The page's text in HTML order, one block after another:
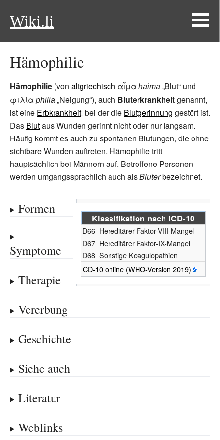
Wiki.li
Hämophilie
Hämophilie (von altgriechisch αἷμα haima „Blut“ und
φιλία philia „Neigung“), auch Bluterkrankheitgenannt,
ist eine Erbkrankheit, bei der die Blutgerinnung gestört ist.
Das Blutaus Wunden gerinnt nicht oder nur langsam.
Häufig kommt es auch zu spontanen Blutungen, die ohne
sichtbare Wunden auftreten. Hämophilie tritt
hauptsächlich bei Männern auf. Betroffene Personen
werden umgangssprachlich auch alsBluterbezeichnet.
Klassifikation nach ICD-10
D66 Hereditärer Faktor-VIII-Mangel
D67 Hereditärer Faktor-IX-Mangel
D68 Sonstige Koagulopathien
ICD-10 online (WHO-Version 2019)
Formen
Symptome
Therapie
Vererbung
Geschichte
Siehe auch
Literatur
Weblinks